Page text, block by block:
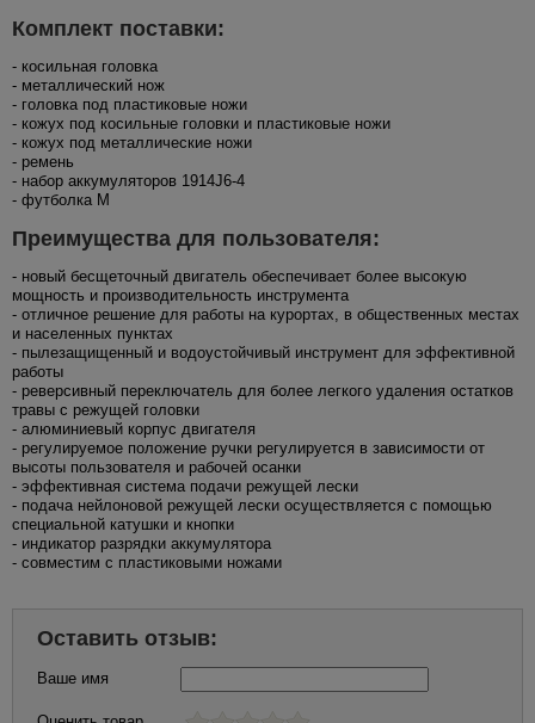
Комплект поставки:
- косильная головка
- металлический нож
- головка под пластиковые ножи
- кожух под косильные головки и пластиковые ножи
- кожух под металлические ножи
- ремень
- набор аккумуляторов 1914J6-4
- футболка M
Преимущества для пользователя:
- новый бесщеточный двигатель обеспечивает более высокую
мощность и производительность инструмента
- отличное решение для работы на курортах, в общественных местах
и населенных пунктах
- пылезащищенный и водоустойчивый инструмент для эффективной
работы
- реверсивный переключатель для более легкого удаления остатков
травы с режущей головки
- алюминиевый корпус двигателя
- регулируемое положение ручки регулируется в зависимости от
высоты пользователя и рабочей осанки
- эффективная система подачи режущей лески
- подача нейлоновой режущей лески осуществляется с помощью
специальной катушки и кнопки
- индикатор разрядки аккумулятора
- совместим с пластиковыми ножами
Оставить отзыв:
Ваше имя